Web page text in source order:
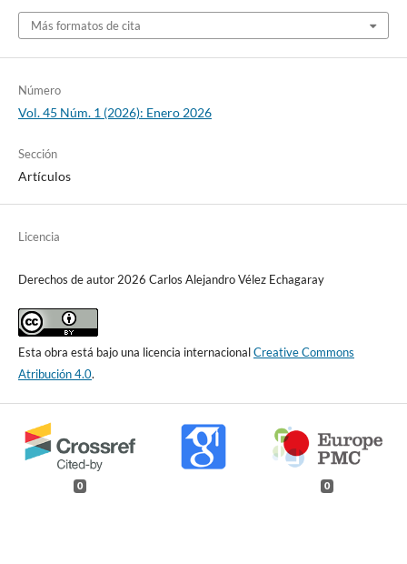
Más formatos de cita
Número
Vol. 45 Núm. 1 (2026): Enero 2026
Sección
Artículos
Licencia
Derechos de autor 2026 Carlos Alejandro Vélez Echagaray
Esta obra está bajo una licencia internacionalCreative Commons
Atribución 4.0.
0 0